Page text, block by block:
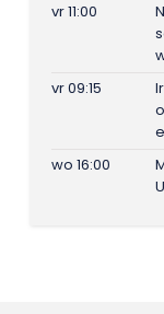
vr 11:00
vr 09:15
wo 16:00